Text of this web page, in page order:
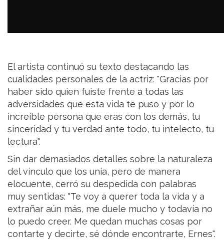
El artista continuó su texto destacando las
cualidades personales de la actriz: "Gracias por
haber sido quien fuiste frente a todas las
adversidades que esta vida te puso y por lo
increíble persona que eras con los demás, tu
sinceridad y tu verdad ante todo, tu intelecto, tu
lectura".
Sin dar demasiados detalles sobre la naturaleza
del vínculo que los unía, pero de manera
elocuente, cerró su despedida con palabras
muy sentidas: "Te voy a querer toda la vida y a
extrañar aún más, me duele mucho y todavía no
lo puedo creer. Me quedan muchas cosas por
contarte y decirte, sé dónde encontrarte, Ernes".